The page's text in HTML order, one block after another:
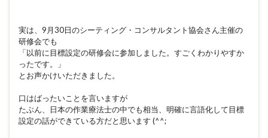
実は、9月30日のシーティング・コンサルタント協会さん主催の
研修会でも
「以前に目標設定の研修会に参加しました。すごくわかりやすか
ったです。」
とお声かけいただきました。
口はばったいことを言いますが
たぶん、日本の作業療法士の中でも相当、明確に言語化して目標
設定の話ができている方だと思います (^^;